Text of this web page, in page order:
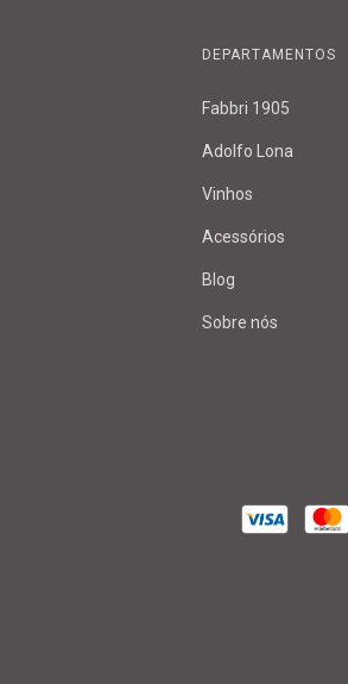
DEPARTAMENTOS
Fabbri 1905
Adolfo Lona
Vinhos
Acessórios
Blog
Sobre nós